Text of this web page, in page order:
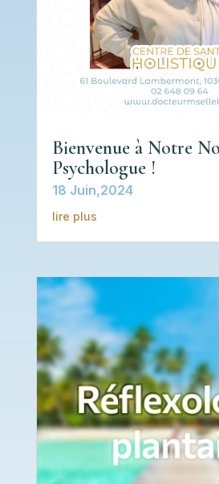
Bienvenue à Notre
Psychologue !
18 Juin,2024
lire plus